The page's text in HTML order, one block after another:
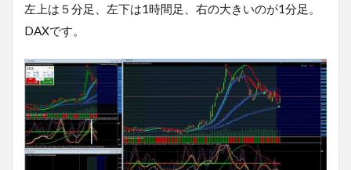
左上は５分足、左下は1時間足、右の大きいのが1分足。
DAXです。